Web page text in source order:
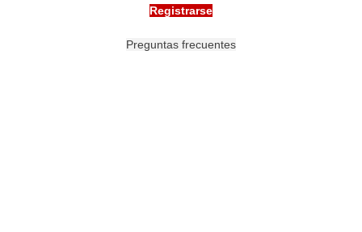
Registrarse
Preguntas frecuentes